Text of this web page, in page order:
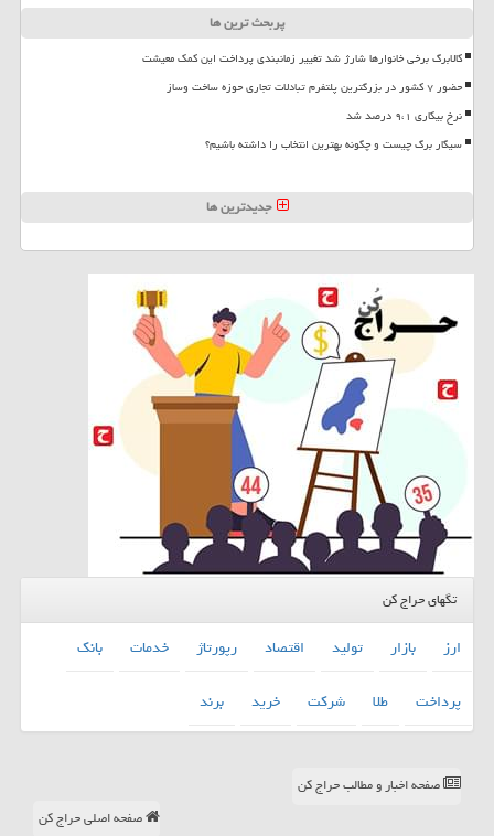
پربحث ترین ها
کالابرگ برخی خانوارها شارژ شد تغییر زمانبندی پرداخت این کمک معیشت
حضور ۷ کشور در بزرگترین پلتفرم تبادلات تجاری حوزه ساخت وساز
نرخ بیکاری ۹،۱ درصد شد
سیگار برگ چیست و چگونه بهترین انتخاب را داشته باشیم؟
جدیدترین ها
تگهای حراج کن
ارز بازار تولید اقتصاد رپورتاژ خدمات
بانك
پرداخت
طلا شركت خرید برند
صفحه اخبار و مطالب حراج کن
صفحه اصلی حراج کن